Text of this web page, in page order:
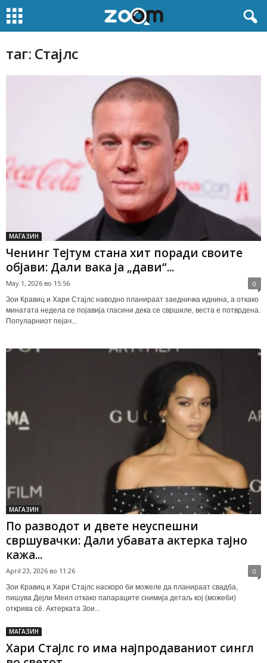
таг: Стајлс
МАГАЗИН
Ченинг Тејтум стана хит поради своите
објави: Дали вака ја „дави“...
May 1, 2026 во 15:56 0
Зои Кравиц и Хари Стајлс наводно планираат заедничка иднина, а откако
минатата недела се појавија гласини дека се свршиле, веста е потврдена.
Популарниот пејач...
МАГАЗИН
По разводот и двете неуспешни
свршувачки: Дали убавата актерка тајно
кажа...
April 23, 2026 во 11:26 0
Зои Кравиц и Хари Стајлс наскоро би можеле да планираат свадба,
пишува Дејли Меил откако папараците снимија детаљ кој (можеби)
открива сè. Актерката Зои...
МАГАЗИН
Хари Стајлс го има најпродаваниот сингл